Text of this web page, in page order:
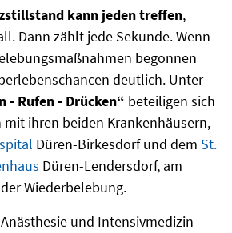
kann jeden treffen,
Dann zählt jede Sekunde. Wenn
begonnen
deutlich. Unter
- Rufen - Drücken“ beteiligen sich
mit ihren beiden Krankenhäusern,
Düren-Birkesdorf und dem St.
Düren-Lendersdorf, am
Wiederbelebung.
und Intensivmedizin